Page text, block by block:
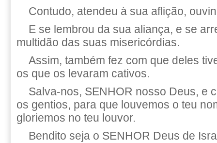
Contudo, atendeu à sua aflição,
E se lembrou da sua aliança, e se
multidão das suas misericórdias.
Assim, também fez com que deles
os que os levaram cativos.
Salva-nos, SENHOR nosso Deus, e
os gentios, para que louvemos o teu
gloriemos no teu louvor.
Bendito seja o SENHOR Deus de